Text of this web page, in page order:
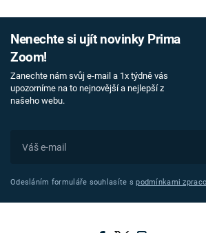
Nenechte si ujít novinky Prima
Zoom!
Zanechte nám svůj e-mail a 1x týdně vás
upozorníme na to nejnovější a nejlepší z
našeho webu.
Odesláním formuláře souhlasíte spodmínkami